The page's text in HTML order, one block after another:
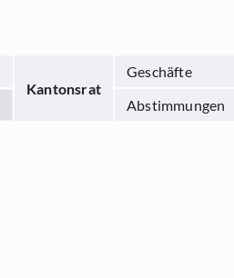
Kantonsrat
Geschäfte
Abstimmungen